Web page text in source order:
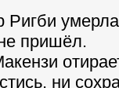
Ригби
пришёл.
ни